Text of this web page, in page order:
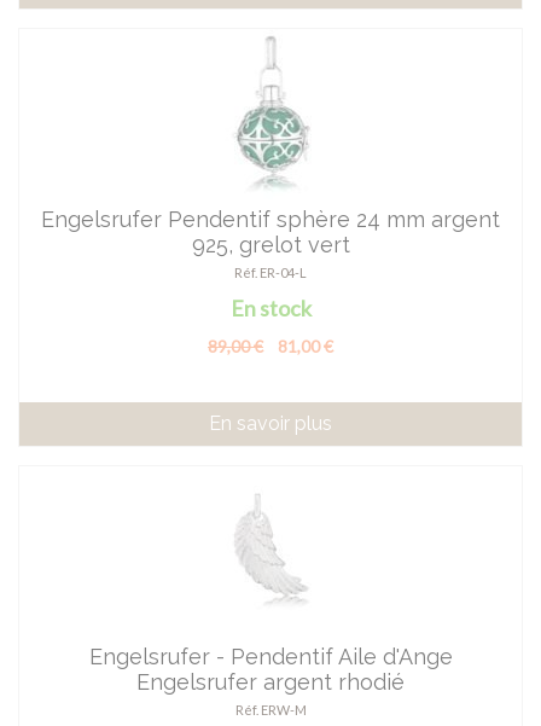
Engelsrufer Pendentif sphère 24 mm argent
925, grelot vert
Réf. ER-04-L
En stock
89,00 € 81,00 €
En savoir plus
Engelsrufer - Pendentif Aile d'Ange
Engelsrufer argent rhodié
Réf. ERW-M